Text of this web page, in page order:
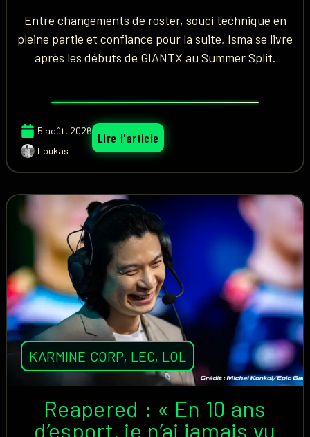
Entre changements de roster, souci technique en
pleine partie et confiance pour la suite, Isma se livre
après les débuts de GIANTX au Summer Split.
5 août, 2026
Loukas
Lire l'article
KARMINE CORP, LEC, LOL
Reapered : « En 10 ans
d’esport, je n’ai jamais vu